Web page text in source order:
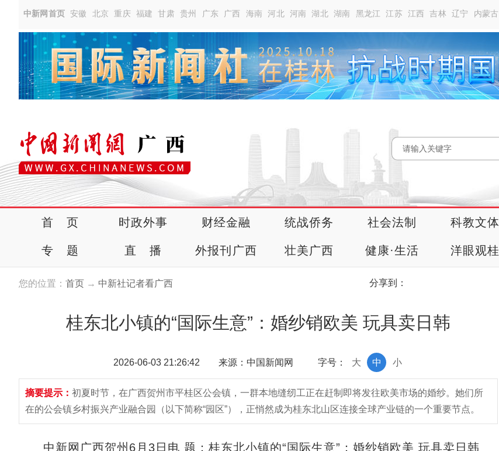
中新网首页 安徽 北京 重庆 福建 甘肃 贵州 广东 广西 海南 河北 河南 湖北 湖南 黑龙江 江苏 江西 吉林 辽宁 内蒙古
首 页 时政外事 财经金融 统战侨务 社会法制 科教文体
专 题 直 播 外报刊广西 壮美广西 健康·生活 洋眼观桂
您的位置： 首页 → 中新社记者看广西 分享到：
桂东北小镇的“国际生意”：婚纱销欧美 玩具卖日韩
2026-06-03 21:26:42 来源：中国新闻网 字号： 小
中
大
摘要提示： 初夏时节，在广西贺州市平桂区公会镇，一群本地缝纫工正在赶制即将发往欧美市场的婚纱。她们所
在的公会镇乡村振兴产业融合园（以下简称“园区”），正悄然成为桂东北山区连接全球产业链的一个重要节点。
中新网广西贺州6月3日电 题：桂东北小镇的“国际生意”：婚纱销欧美 玩具卖日韩